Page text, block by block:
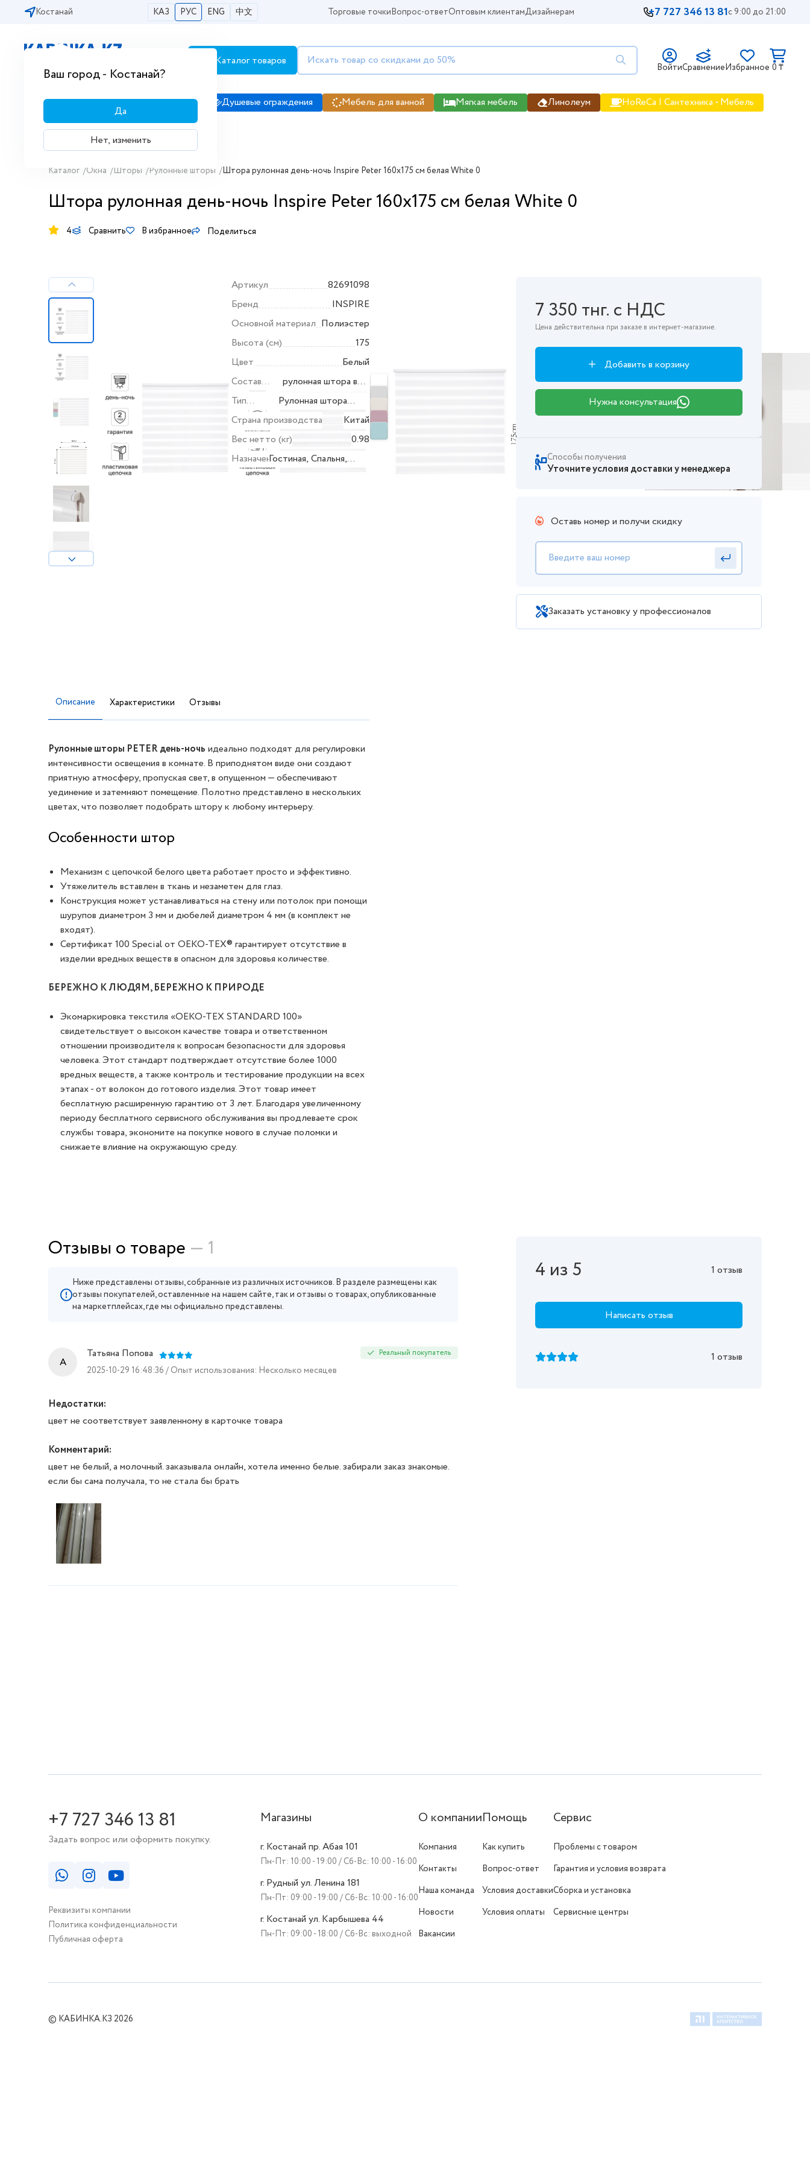
Костанай КАЗ РУС ENG 中文
Ваш город - Костанай?
Да
Нет, изменить
Торговые точкиВопрос-ответОптовым клиентамДизайнерам +7 727 346 13 81с 9:00 до 21:00
Бесплатная доставка по городам РК
Каталог товаров ВойтиСравнениеИзбранное 0 ₸
Сантехника Душевые кабины Душевые ограждения Мебель для ванной Мягкая мебель Линолеум HoReCa | Сантехника • Мебель
Каталог /Окна /Шторы /Рулонные шторы /Штора рулонная день-ночь Inspire Peter 160x175 см белая White 0
Штора рулонная день-ночь Inspire Peter 160x175 см белая White 0
4 Сравнить В избранное Поделиться
Артикул
82691098
Бренд
INSPIRE
Основной материал Полиэстер
Высота (см)
175
Цвет
Белый
Состав
комплекта
рулонная штора в
сборе, цепочный
механизм, комплект
инструкция по
Тип
продукта
Рулонная штора
день/ночь
Страна производства
Китай
Вес нетто (кг)
0.98
НазначениеГостиная, Спальня,
Коммерческое
Все характеристики
7 350 тнг. с НДС
Цена действительна при заказе в интернет-магазине.
Добавить в корзину
Нужна консультация
Способы получения
Уточните условия доставки у менеджера
Оставь номер и получи скидку
Заказать установку у профессионалов
Описание Характеристики Отзывы
Рулонные шторы PETER день-ночь идеально подходят для регулировки
интенсивности освещения в комнате. В приподнятом виде они создают
приятную атмосферу, пропуская свет, в опущенном — обеспечивают
уединение и затемняют помещение. Полотно представлено в нескольких
цветах, что позволяет подобрать штору к любому интерьеру.
Особенности штор
Механизм с цепочкой белого цвета работает просто и эффективно.
Утяжелитель вставлен в ткань и незаметен для глаз.
Конструкция может устанавливаться на стену или потолок при помощи
шурупов диаметром 3 мм и дюбелей диаметром 4 мм (в комплект не
входят).
Сертификат 100 Special от OEKO-TEX® гарантирует отсутствие в
изделии вредных веществ в опасном для здоровья количестве.
БЕРЕЖНО К ЛЮДЯМ, БЕРЕЖНО К ПРИРОДЕ
Экомаркировка текстиля «OEKO-TEX STANDARD 100»
свидетельствует о высоком качестве товара и ответственном
отношении производителя к вопросам безопасности для здоровья
человека. Этот стандарт подтверждает отсутствие более 1000
вредных веществ, а также контроль и тестирование продукции на всех
этапах - от волокон до готового изделия. Этот товар имеет
бесплатную расширенную гарантию от 3 лет. Благодаря увеличенному
периоду бесплатного сервисного обслуживания вы продлеваете срок
службы товара, экономите на покупке нового в случае поломки и
снижаете влияние на окружающую среду.
Отзывы о товаре — 1
Ниже представлены отзывы, собранные из различных источников. В разделе размещены как
отзывы покупателей, оставленные на нашем сайте, так и отзывы о товарах, опубликованные
на маркетплейсах, где мы официально представлены.
A
Татьяна Попова
2025-10-29 16:48:36 / Опыт использования: Несколько месяцев
Реальный покупатель
Недостатки:
цвет не соответствует заявленному в карточке товара
Комментарий:
цвет не белый, а молочный. заказывала онлайн, хотела именно белые. забирали заказ знакомые.
если бы сама получала, то не стала бы брать
4 из 5 1 отзыв
Написать отзыв
1 отзыв
+7 727 346 13 81
Задать вопрос или оформить покупку.
Реквизиты компании
Политика конфиденциальности
Публичная оферта
Магазины
г. Костанай пр. Абая 101
Пн-Пт: 10:00 - 19:00 / Сб-Вс: 10:00 - 16:00
г. Рудный ул. Ленина 181
Пн-Пт: 09:00 - 19:00 / Сб-Вс: 10:00 - 16:00
г. Костанай ул. Карбышева 44
Пн-Пт: 09:00 - 18:00 / Сб-Вс: выходной
О компании
Компания
Контакты
Наша команда
Новости
Вакансии
Помощь
Как купить
Вопрос-ответ
Условия доставки
Условия оплаты
Сервис
Проблемы с товаром
Гарантия и условия возврата
Сборка и установка
Сервисные центры
© КАБИНКА.КЗ 2026